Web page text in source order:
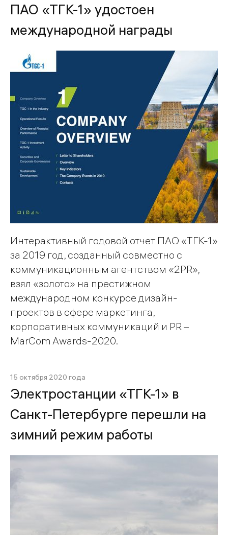
ПАО «ТГК-1» удостоен
международной награды
Интерактивный годовой отчет ПАО «ТГК-1»
за 2019 год, созданный совместно с
коммуникационным агентством «2PR»,
взял «золото» на престижном
международном конкурсе дизайн-
проектов в сфере маркетинга,
корпоративных коммуникаций и PR –
MarCom Awards-2020.
15 октября 2020 года
Электростанции «ТГК-1» в
Санкт-Петербурге перешли на
зимний режим работы